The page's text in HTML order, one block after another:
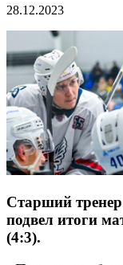
28.12.2023
Старший
подвел итоги
(4:3).